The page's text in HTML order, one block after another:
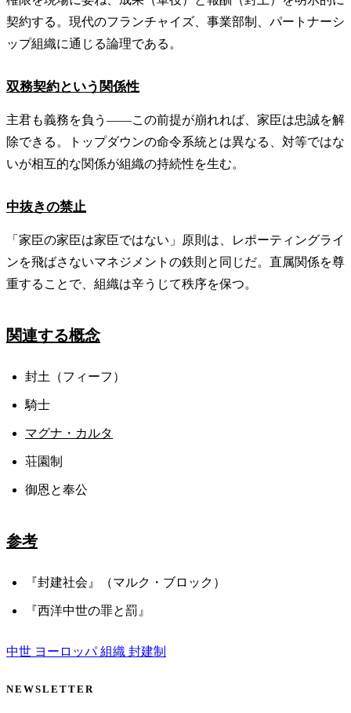
契約する。現代のフランチャイズ、事業部制、パートナーシ
ップ組織に通じる論理である。
双務契約という関係性
主君も義務を負う——この前提が崩れれば、家臣は忠誠を解
除できる。トップダウンの命令系統とは異なる、対等ではな
いが相互的な関係が組織の持続性を生む。
中抜きの禁止
「家臣の家臣は家臣ではない」原則は、レポーティングライ
ンを飛ばさないマネジメントの鉄則と同じだ。直属関係を尊
重することで、組織は辛うじて秩序を保つ。
関連する概念
封土（フィーフ）
騎士
マグナ・カルタ
荘園制
御恩と奉公
参考
『封建社会』（マルク・ブロック）
『西洋中世の罪と罰』
中世 ヨーロッパ組織 封建制
NEWSLETTER